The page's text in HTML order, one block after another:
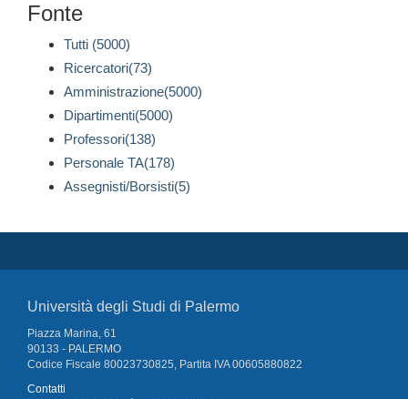
Fonte
Tutti (5000)
Ricercatori(73)
Amministrazione(5000)
Dipartimenti(5000)
Professori(138)
Personale TA(178)
Assegnisti/Borsisti(5)
Università degli Studi di Palermo
Piazza Marina, 61
90133 - PALERMO
Codice Fiscale 80023730825, Partita IVA 00605880822
Contatti